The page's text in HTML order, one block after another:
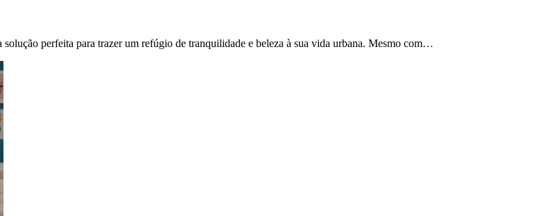
perfeita para trazer um refúgio de tranquilidade e beleza à sua vida urbana. Mesmo com…